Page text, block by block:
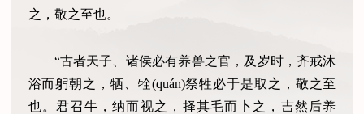
之，敬之至也。
“古者天子、诸侯必有养兽之官，及岁时，齐戒沐
浴而躬朝之，牺、牷(quán)祭牲必于是取之，敬之至
也。君召牛，纳而视之，择其毛而卜之，吉然后养